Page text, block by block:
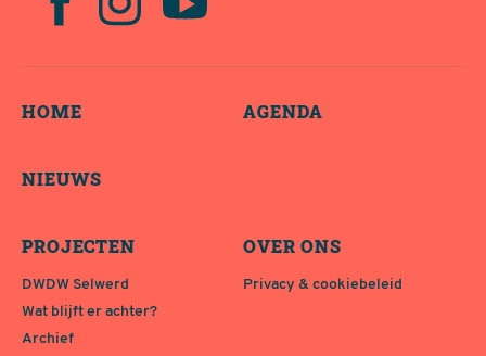
HOME AGENDA
NIEUWS
PROJECTEN
DWDW Selwerd
Wat blijft er achter?
Archief
OVER ONS
Privacy & cookiebeleid